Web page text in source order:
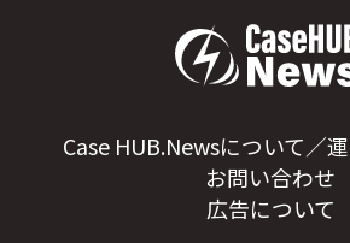
Case HUB.Newsについて／
お問い合わせ
広告について